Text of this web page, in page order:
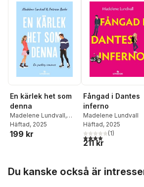
En kärlek het som
denna
Madelene Lundvall,
Patricia Buske
Häftad, 2025
199 kr
Fångad i Dantes
inferno
Madelene Lundvall
Häftad, 2025
4,0utav 5 stjärnor.
(1)
211 kr
Du kanske också är